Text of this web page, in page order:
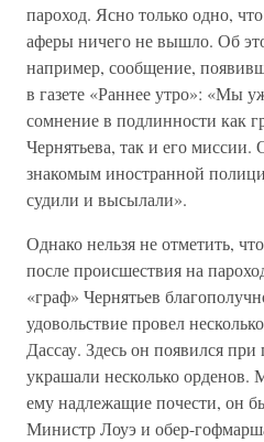
пароход. Ясно только одно,
аферы ничего не вышло. Об
например, сообщение,
в газете «Раннее утро»: «Мы
сомнение в подлинности как
Чернятьева, так и его миссии.
знакомым иностранной
судили и высылали».
Однако нельзя не отметить,
после происшествия на
«граф» Чернятьев
удовольствие провел
Дассау. Здесь он появился
украшали несколько орденов.
ему надлежащие почести, он
Министр Лоуэ и обер-